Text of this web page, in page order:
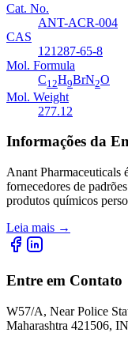
Cat. No.
ANT-ACR-004
CAS
121287-65-8
Mol. Formula
C12H9BrN2O
Mol. Weight
277.12
Informações da
Anant Pharmaceuticals
fornecedores de
produtos químicos
Leia mais →
Entre em Contato
W57/A, Near Police
Maharashtra 421506,